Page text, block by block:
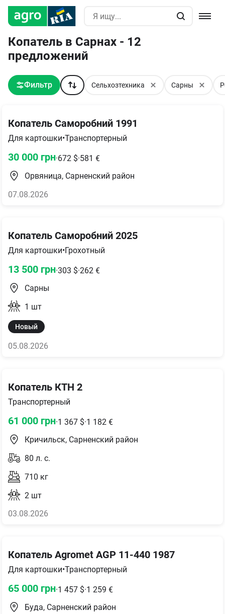
Копатель в Сарнах - 12
предложений
Фильтр Сельхозтехника Сарны
Копатель Саморобний 1991
Для картошки•Транспортерный
30 000 грн·672 $·581 €
Орвяница, Сарненский район
07.08.2026
Копатель Саморобний 2025
Для картошки•Грохотный
13 500 грн·303 $·262 €
Сарны
1 шт
Новый
05.08.2026
Копатель КТН 2
Транспортерный
61 000 грн·1 367 $·1 182 €
Кричильск, Сарненский район
80 л. с.
710 кг
2 шт
03.08.2026
Копатель Agromet AGP 11-440 1987
Для картошки•Транспортерный
65 000 грн·1 457 $·1 259 €
Буда, Сарненский район